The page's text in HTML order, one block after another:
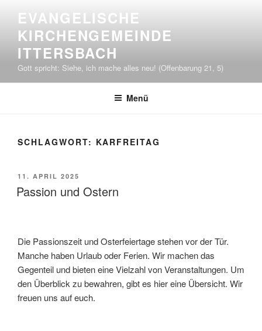
springen
EVANGELISCHE
KIRCHENGEMEINDE
ITTERSBACH
Gott spricht: Siehe, ich mache alles neu! (Offenbarung 21, 5)
Menü
SCHLAGWORT: KARFREITAG
VERÖFFENTLICHT
AM
11. APRIL 2025
Passion und Ostern
Die Passionszeit und Osterfeiertage stehen vor der Tür.
Manche haben Urlaub oder Ferien. Wir machen das
Gegenteil und bieten eine Vielzahl von Veranstaltungen. Um
den Überblick zu bewahren, gibt es hier eine Übersicht. Wir
freuen uns auf euch.